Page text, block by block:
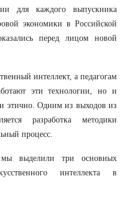
для каждого выпускника
экономики в Российской
перед лицом новой
интеллект, а педагогам
эти технологии, но и
этично. Одним из выходов из
разработка методики
процесс.
мы выделили три основных
интеллекта в